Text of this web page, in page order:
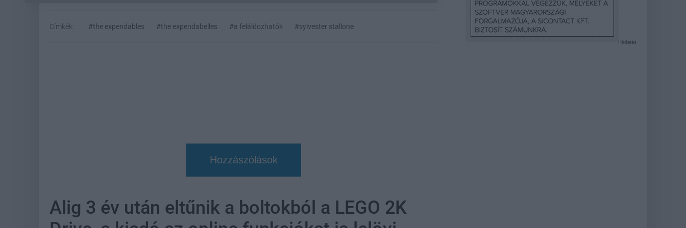
Címkék: #the expendables #the expendabelles #a feláldozhatók #sylvester stallone
Hozzászólások
Alig 3 év után eltűnik a boltokból a LEGO 2K
Hirdetés